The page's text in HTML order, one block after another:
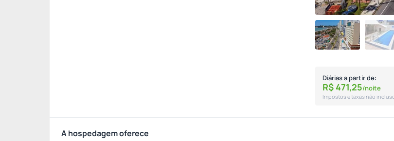
Diárias a partir de:
R$ 471,25/noite
Impostos e taxas não
A hospedagem oferece